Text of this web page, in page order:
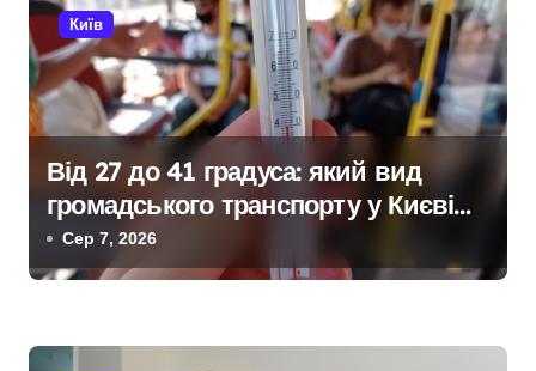
с
і
в
Київ
Від 27 до 41 градуса: який вид
громадського транспорту у Києві
виявився найгарячішим
Сер 7, 2026